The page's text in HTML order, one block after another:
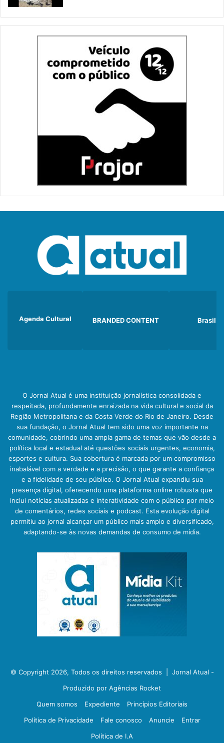
Agenda Cultural BRANDED CONTENT Brasil
O Jornal Atual é uma instituição jornalística consolidada e
respeitada, profundamente enraizada na vida cultural e social da
Região Metropolitana e da Costa Verde do Rio de Janeiro. Desde
sua fundação, o Jornal Atual tem sido uma voz importante na
comunidade, cobrindo uma ampla gama de temas que vão desde a
política local e estadual até questões sociais urgentes, economia,
esportes e cultura. Sua cobertura é marcada por um compromisso
inabalável com a verdade e a precisão, o que garante a confiança
e a fidelidade de seu público. O Jornal Atual expandiu sua
presença digital, oferecendo uma plataforma online robusta que
inclui notícias atualizadas e interatividade com o público por meio
de comentários, redes sociais e podcast. Esta evolução digital
permitiu ao jornal alcançar um público mais amplo e diversificado,
adaptando-se às novas demandas de consumo de mídia.
© Copyright 2026, Todos os direitos reservados | Jornal Atual -
Produzido por Agências Rocket
Quem somos
Expediente
Princípios Editoriais
Política de Privacidade
Fale conosco Anuncie
Entrar
Política de I.A